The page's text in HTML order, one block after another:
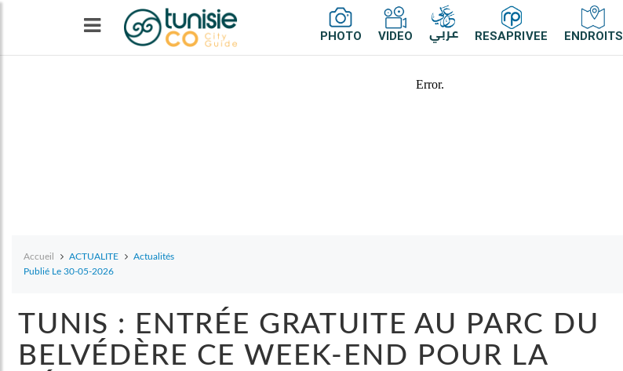
PHOTO VIDEO عربي RESAPRIVEE ENDROITS
Accueil ACTUALITE
Actualités
Publié Le 30-05-2026
TUNIS : ENTRÉE GRATUITE AU PARC DU
BELVÉDÈRE CE WEEK-END POUR LA